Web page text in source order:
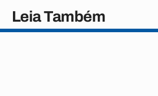
Leia Também